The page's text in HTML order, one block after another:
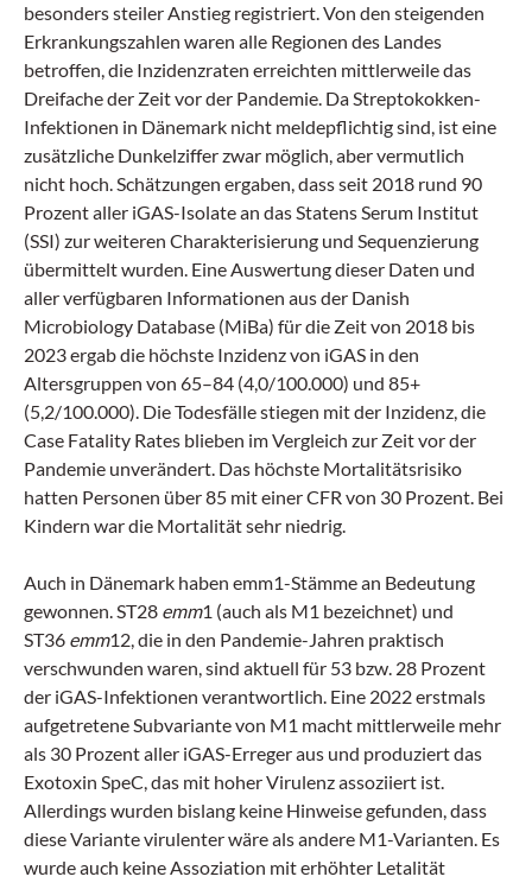
besonders steiler Anstieg registriert. Von den steigenden
Erkrankungszahlen waren alle Regionen des Landes
betroffen, die Inzidenzraten erreichten mittlerweile das
Dreifache der Zeit vor der Pandemie. Da Streptokokken-
Infektionen in Dänemark nicht meldepflichtig sind, ist eine
zusätzliche Dunkelziffer zwar möglich, aber vermutlich
nicht hoch. Schätzungen ergaben, dass seit 2018 rund 90
Prozent aller iGAS-Isolate an das Statens Serum Institut
(SSI) zur weiteren Charakterisierung und Sequenzierung
übermittelt wurden. Eine Auswertung dieser Daten und
aller verfügbaren Informationen aus der Danish
Microbiology Database (MiBa) für die Zeit von 2018 bis
2023 ergab die höchste Inzidenz von iGAS in den
Altersgruppen von 65–84 (4,0/100.000) und 85+
(5,2/100.000). Die Todesfälle stiegen mit der Inzidenz, die
Case Fatality Rates blieben im Vergleich zur Zeit vor der
Pandemie unverändert. Das höchste Mortalitätsrisiko
hatten Personen über 85 mit einer CFR von 30 Prozent. Bei
Kindern war die Mortalität sehr niedrig.
Auch in Dänemark haben emm1-Stämme an Bedeutung
gewonnen. ST28 emm1 (auch als M1 bezeichnet) und
ST36 emm12, die in den Pandemie-Jahren praktisch
verschwunden waren, sind aktuell für 53 bzw. 28 Prozent
der iGAS-Infektionen verantwortlich. Eine 2022 erstmals
aufgetretene Subvariante von M1 macht mittlerweile mehr
als 30 Prozent aller iGAS-Erreger aus und produziert das
Exotoxin SpeC, das mit hoher Virulenz assoziiert ist.
Allerdings wurden bislang keine Hinweise gefunden, dass
diese Variante virulenter wäre als andere M1-Varianten. Es
wurde auch keine Assoziation mit erhöhter Letalität